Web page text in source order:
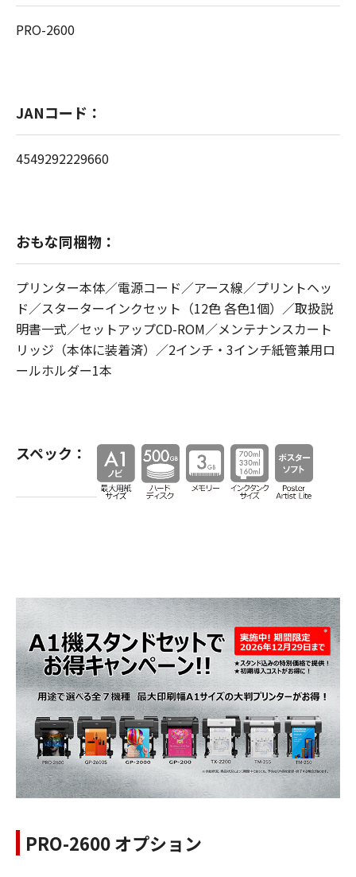
PRO-2600
JANコード：
4549292229660
おもな同梱物：
プリンター本体／電源コード／アース線／プリントヘッ
ド／スターターインクセット（12色 各色1個）／取扱説
明書一式／セットアップCD-ROM／メンテナンスカート
リッジ（本体に装着済）／2インチ・3インチ紙管兼用ロ
ールホルダー1本
スペック：
PRO-2600 オプション